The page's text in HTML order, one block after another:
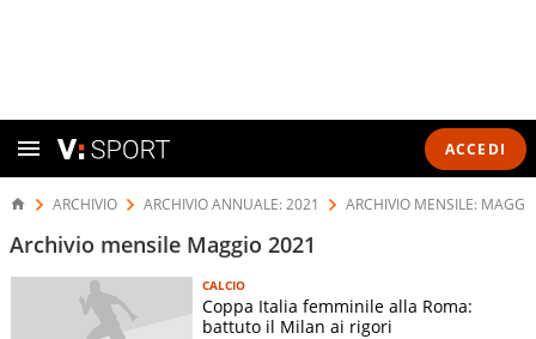
ACCEDI
ARCHIVIO ARCHIVIO ANNUALE: 2021 ARCHIVIO MENSILE:
Archivio mensile Maggio 2021
CALCIO
Coppa Italia femminile alla Roma:
battuto il Milan ai rigori